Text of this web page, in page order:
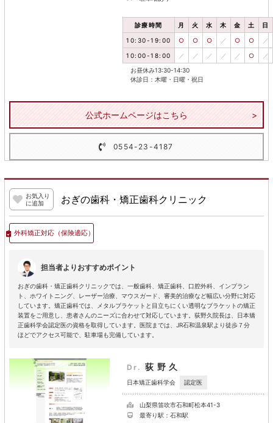
診療時間 月 火 水 木 金 土 日
10:30-19:00 ○ ○ ○ ／ ○ ○ ／
10:00-18:00 ／ ／ ／ ／ ／ ○ ／
お昼休み13:30-14:30
休診日：木曜・日曜・祝日
公式ホームページはこちら
0554-23-4187
お気入り
に追加
おぎの歯科・矯正歯科クリニック
外科矯正対応（保険適応）
担当者よりおすすめポイント
おぎの歯科・矯正歯科クリニックでは、一般歯科、矯正歯科、口腔外科、インプラン
ト、ホワイトニング、レーザー治療、マウスガード、審美的治療など幅広い分野に対応
しています。矯正歯科では、メタルブラケットと目立ちにくい透明なブラケットの矯正
装置をご用意し、患者さんのニーズに合わせて対応しています。荻野久院長は、日本矯
正歯科学会認定医の資格を取得しています。医院までは、JR石和温泉駅より徒歩７分
ほどでアクセス可能で、駐車場も完備しています。
Dr. 荻野久
日本矯正歯科学会 認定医
山梨県笛吹市石和町松本41-3
最寄り駅：石和駅